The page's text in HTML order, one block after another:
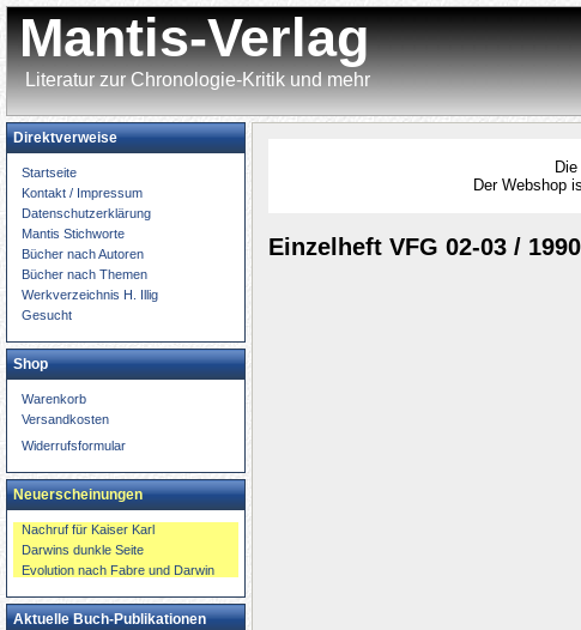
Mantis-Verlag
Literatur zur Chronologie-Kritik und mehr
Der
Einzelheft VFG 02-03 / 1990
Direktverweise
Startseite
Kontakt / Impressum
Datenschutzerklärung
Mantis Stichworte
Bücher nach Autoren
Bücher nach Themen
Werkverzeichnis H. Illig
Gesucht
Shop
Warenkorb
Versandkosten
Widerrufsformular
Neuerscheinungen
Nachruf für Kaiser Karl
Darwins dunkle Seite
Evolution nach Fabre und Darwin
Aktuelle Buch-Publikationen